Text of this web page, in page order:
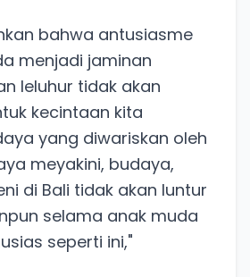
bahwa antusiasme
menjadi jaminan
leluhur tidak akan
kecintaan kita
yang diwariskan oleh
meyakini, budaya,
di Bali tidak akan luntur
selama anak muda
seperti ini,"